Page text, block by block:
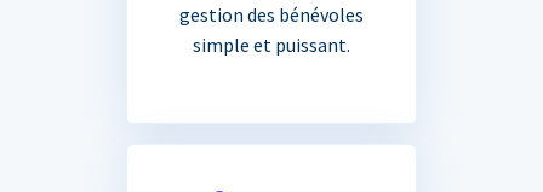
gestion des bénévoles
simple et puissant.